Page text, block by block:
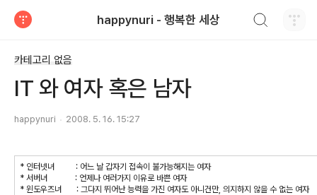
happynuri - 행복한 세상
카테고리 없음
IT 와 여자 혹은 남자
happynuri 2008. 5. 16. 15:27
* 인터넷녀 : 어느 날 갑자기 접속이 불가능해지는 여자
* 서버녀 : 언제나 여러가지 이유로 바쁜 여자
* 윈도우즈녀 : 그다지 뛰어난 능력을 가진 여자도 아니건만, 의지하지 않을 수 없는 여자